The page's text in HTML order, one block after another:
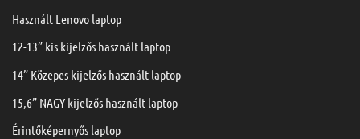
Használt Lenovo laptop
12-13” kis kijelzős használt laptop
14” Közepes kijelzős használt laptop
15,6” NAGY kijelzős használt laptop
Érintőképernyős laptop